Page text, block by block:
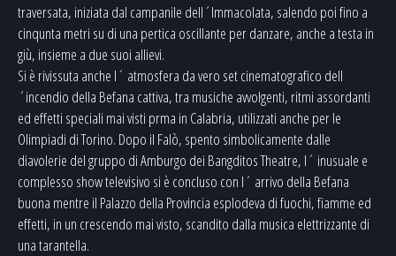
traversata, iniziata dal campanile dell´Immacolata, salendo poi fino a
cinqunta metri su di una pertica oscillante per danzare, anche a testa in
giù, insieme a due suoi allievi.
Si è rivissuta anche l´ atmosfera da vero set cinematografico dell
´incendio della Befana cattiva, tra musiche avvolgenti, ritmi assordanti
ed effetti speciali mai visti prma in Calabria, utilizzati anche per le
Olimpiadi di Torino. Dopo il Falò, spento simbolicamente dalle
diavolerie del gruppo di Amburgo dei Bangditos Theatre, l´ inusuale e
complesso show televisivo si è concluso con l´ arrivo della Befana
buona mentre il Palazzo della Provincia esplodeva di fuochi, fiamme ed
effetti, in un crescendo mai visto, scandito dalla musica elettrizzante di
una tarantella.